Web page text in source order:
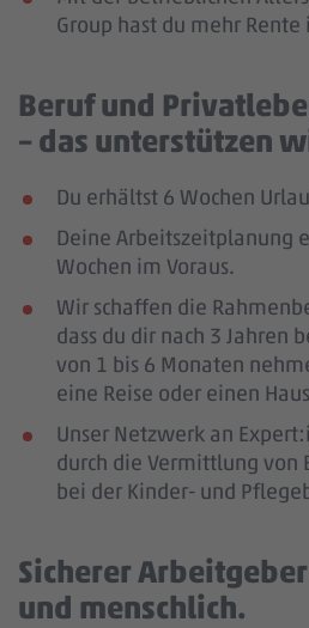
Group hast du mehr Rente
Beruf und
– das unterstützen
Du erhältst 6 Wochen
Deine Arbeitszeitplanung
Wochen im Voraus.
Wir schaffen die
dass du dir nach 3 Jahren
von 1 bis 6 Monaten
eine Reise oder einen
Unser Netzwerk an
durch die Vermittlung von
bei der Kinder- und
Sicherer
und menschlich.